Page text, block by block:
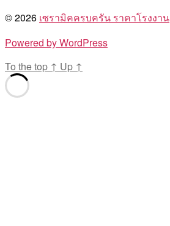
© 2026 เซรามิคครบครัน ราคาโรงงาน
Powered by WordPress
To the top ↑ Up ↑